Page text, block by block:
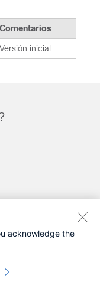
Comentarios
Versión inicial
acknowledge the